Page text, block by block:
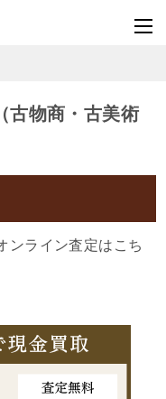
古物商・古美術
ンライン査定はこち